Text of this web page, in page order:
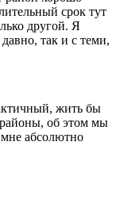
срок тут
другой. Я
так и с теми,
жить бы
об этом мы
абсолютно